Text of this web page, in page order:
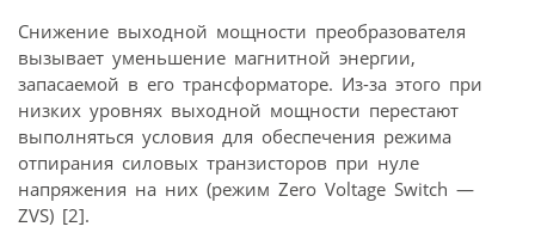
Снижение выходной мощности преобразователя
вызывает уменьшение магнитной энергии,
запасаемой в его трансформаторе. Из-за этого при
низких уровнях выходной мощности перестают
выполняться условия для обеспечения режима
отпирания силовых транзисторов при нуле
напряжения на них (режим Zero Voltage Switch —
ZVS) [2].